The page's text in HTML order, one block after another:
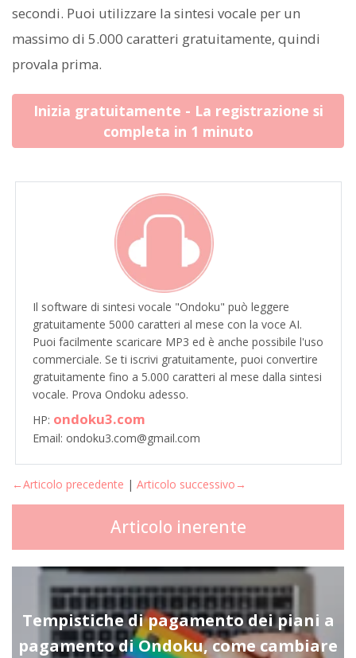
secondi. Puoi utilizzare la sintesi vocale per un
massimo di 5.000 caratteri gratuitamente, quindi
provala prima.
Inizia gratuitamente - La registrazione si
completa in 1 minuto
Il software di sintesi vocale "Ondoku" può leggere
gratuitamente 5000 caratteri al mese con la voce AI.
Puoi facilmente scaricare MP3 ed è anche possibile l'uso
commerciale. Se ti iscrivi gratuitamente, puoi convertire
gratuitamente fino a 5.000 caratteri al mese dalla sintesi
vocale. Prova Ondoku adesso.
HP: ondoku3.com
Email: ondoku3.com@gmail.com
←Articolo precedente | Articolo successivo→
Articolo inerente
Tempistiche di pagamento dei piani a
pagamento di Ondoku, come cambiare